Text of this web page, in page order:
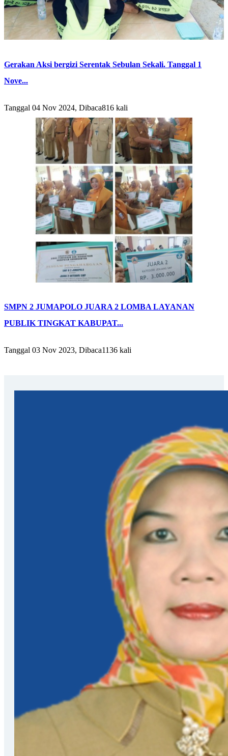
Gerakan Aksi bergizi Serentak Sebulan Sekali. Tanggal 1
Nove...
Tanggal 04 Nov 2024, Dibaca816 kali
SMPN 2 JUMAPOLO JUARA 2 LOMBA LAYANAN
PUBLIK TINGKAT KABUPAT...
Tanggal 03 Nov 2023, Dibaca1136 kali